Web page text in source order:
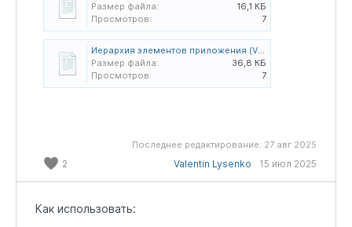
Размер файла:
16,1 КБ
Просмотров:
7
Иерархия элементов приложения (V2).e365
Размер файла:
36,8 КБ
Просмотров:
7
Последнее редактирование: 27 авг 2025
2 Valentin Lysenko 15 июл 2025
Как использовать: